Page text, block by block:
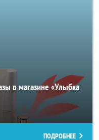
в магазине «Улыбка
ПОДРОБНЕЕ